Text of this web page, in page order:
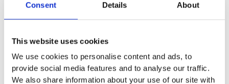
Consent Details About
This website uses cookies
We use cookies to personalise content and ads, to
provide social media features and to analyse our traffic.
We also share information about your use of our site with
Garantivillkor
15-year limited warranty on failures of steel
elements and steel components due to material